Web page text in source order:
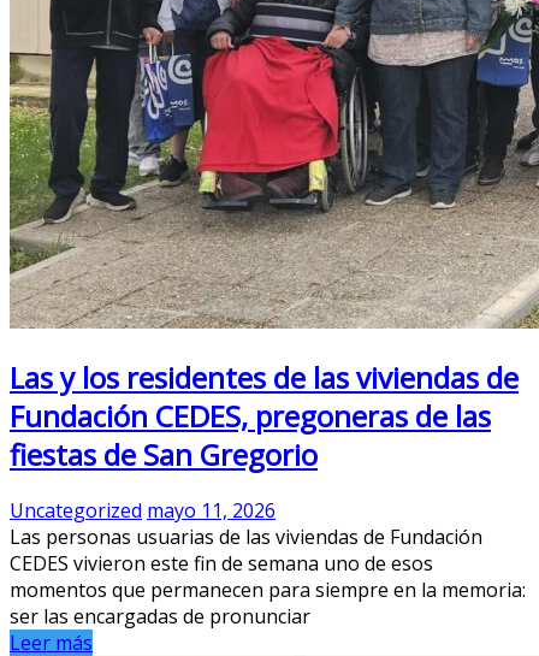
Las y los residentes de las viviendas de
Fundación CEDES, pregoneras de las
fiestas de San Gregorio
Uncategorized mayo 11, 2026
Las personas usuarias de las viviendas de Fundación
CEDES vivieron este fin de semana uno de esos
momentos que permanecen para siempre en la memoria:
ser las encargadas de pronunciar
Leer más